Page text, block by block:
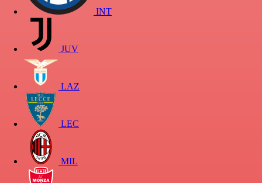
INT
JUV
LAZ
LEC
MIL